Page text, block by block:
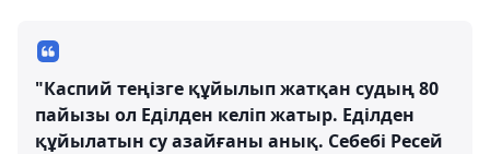
"Каспий теңізге құйылып жатқан судың 80
пайызы ол Еділден келіп жатыр. Еділден
құйылатын су азайғаны анық. Себебі Ресей